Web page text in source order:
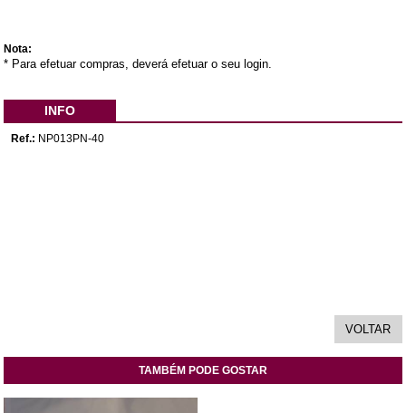
Nota:
* Para efetuar compras, deverá efetuar o seu login.
INFO
Ref.: NP013PN-40
TAMBÉM PODE GOSTAR